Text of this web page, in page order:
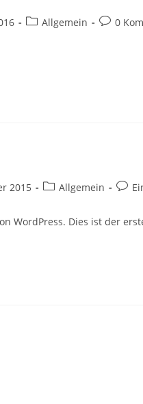
Beitrags-
Allgemein
Beitrags-
0
2015
Beitrags-
Allgemein
WordPress. Dies ist der